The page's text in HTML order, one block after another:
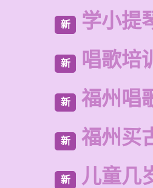
新 学小提
新 唱歌培
新 福州唱
新 福州买
新 儿童几